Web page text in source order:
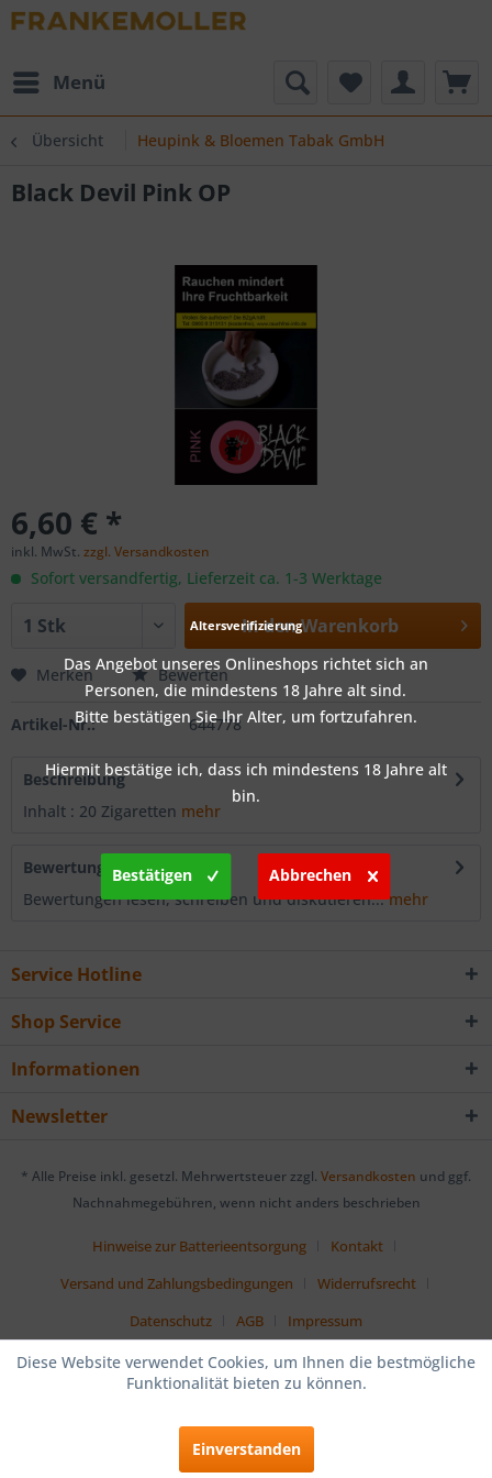
Menü
Übersicht Heupink & Bloemen Tabak GmbH
Black Devil Pink OP
6,60 € *
inkl. MwSt. zzgl. Versandkosten
Sofort versandfertig, Lieferzeit ca. 1-3 Werktage
In denWarenkorb
Merken Bewerten
Artikel-Nr.: 644778
Beschreibung
Inhalt : 20 Zigaretten mehr
Bewertungen
0
Bewertungen lesen, schreiben und diskutieren...mehr
Service Hotline
Shop Service
Informationen
Newsletter
* Alle Preise inkl. gesetzl. Mehrwertsteuer zzgl. Versandkosten und ggf.
Nachnahmegebühren, wenn nicht anders beschrieben
Hinweise zur Batterieentsorgung
Kontakt
Versand und Zahlungsbedingungen
Widerrufsrecht
Datenschutz
AGB Impressum
Diese Website verwendet Cookies, um Ihnen die bestmögliche
Funktionalität bieten zu können.
Einverstanden
Altersverifizierung
Das Angebot unseres Onlineshops richtet sich an
Personen, die mindestens 18 Jahre alt sind.
Bitte bestätigen Sie Ihr Alter, um fortzufahren.
Hiermit bestätige ich, dass ich mindestens 18 Jahre alt
bin.
Bestätigen Abbrechen